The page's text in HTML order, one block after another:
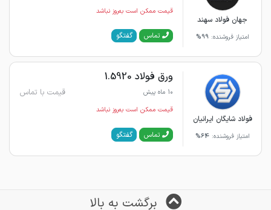
جهان فولاد سهند
امتیاز فروشنده:99%
قیمت ممکن است به‌روز نباشد
تماس گفتگو
فولاد شایگان ایرانیان
امتیاز فروشنده:64%
ورق فولاد 1.5920
10 ماه پیش قیمت با تماس
قیمت ممکن است به‌روز نباشد
تماس گفتگو
برگشت به بالا